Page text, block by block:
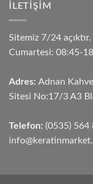
İLETIŞIM
Sitemiz 7/24
Cumartesi: 08:45-
Adres: Adnan
Sitesi No:17/3 A3
Telefon: (0535) 564